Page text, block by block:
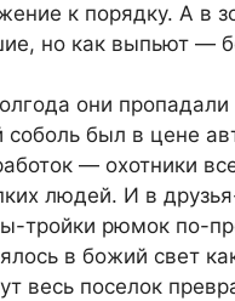
к порядку. А в
но как выпьют —
они
был в цене
— охотники
людей. И в
тройки рюмок по-
в божий свет
весь поселок